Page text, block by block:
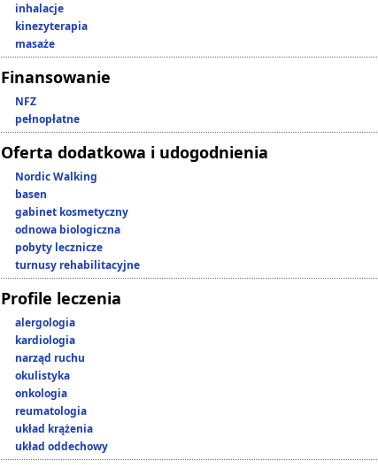
inhalacje
kinezyterapia
masaże
Finansowanie
NFZ
pełnopłatne
Oferta dodatkowa i udogodnienia
Nordic Walking
basen
gabinet kosmetyczny
odnowa biologiczna
pobyty lecznicze
turnusy rehabilitacyjne
Profile leczenia
alergologia
kardiologia
narząd ruchu
okulistyka
onkologia
reumatologia
układ krążenia
układ oddechowy